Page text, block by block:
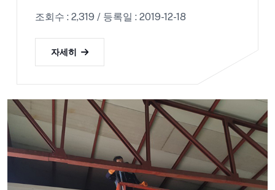
조회수 : 2,319 / 등록일 : 2019-12-18
자세히